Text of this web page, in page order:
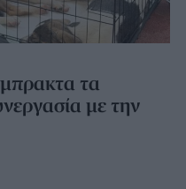
τα
με την